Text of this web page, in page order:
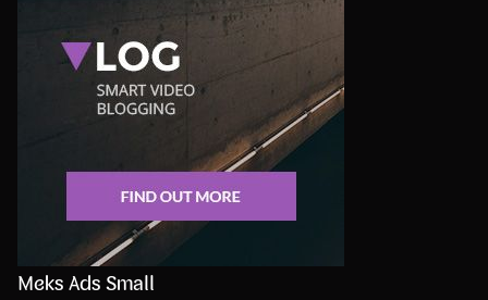
Meks Ads Small